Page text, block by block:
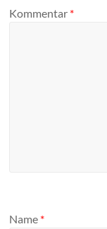
Kommentar *
Name *